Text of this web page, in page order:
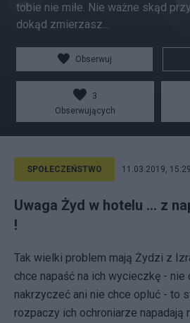
tobie nie miłe. Nie ważne skąd
dokąd zmierzasz...
Obserwuj
3
Obserwujących
SPOŁECZEŃSTWO 11.03.2019, 15:29
Uwaga Żyd w hotelu ... z
!
Tak wielki problem mają Żydzi z
chce napaść na ich wycieczkę - nie
nakrzyczeć ani nie chce opluć - to
rozpaczy ich ochroniarze napadają